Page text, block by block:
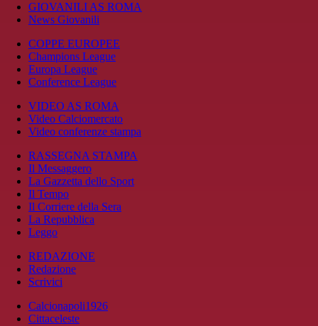
GIOVANILI AS ROMA
News Giovanili
COPPE EUROPEE
Champions League
Europa League
Conference League
VIDEO AS ROMA
Video Calciomercato
Video conferenze stampa
RASSEGNA STAMPA
Il Messaggero
La Gazzetta dello Sport
Il Tempo
Il Corriere della Sera
La Repubblica
Leggo
REDAZIONE
Redazione
Scrivici
Calcionapoli1926
Cittaceleste